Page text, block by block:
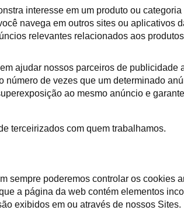
interesse em um produto ou
navega em outros sites ou aplicativos
relevantes relacionados aos
ajudar nossos parceiros de publicidade
de vezes que um determinado
ao mesmo anúncio e
terceirizados com quem trabalhamos.
sempre poderemos controlar os cookies
a página da web contém elementos
exibidos em ou através de nossos Sites.